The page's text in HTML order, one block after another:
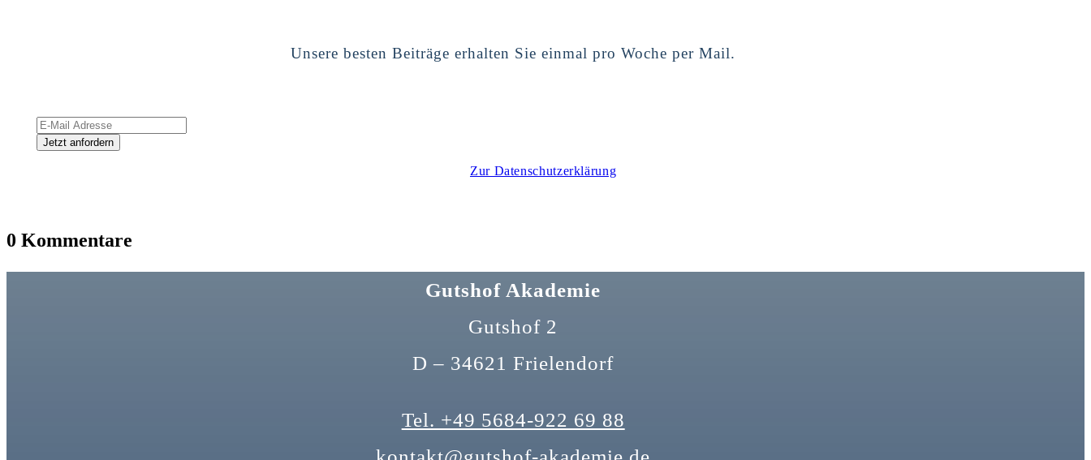
Unsere besten Beiträge erhalten Sie einmal pro Woche per Mail.
Zur Datenschutzerklärung
0 Kommentare
Gutshof Akademie
Gutshof 2
D – 34621 Frielendorf
Tel. +49 5684-922 69 88